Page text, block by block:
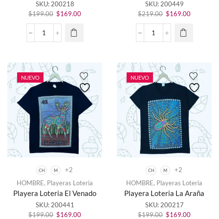
SKU: 200218
$199.00 El
precio
original
era:
$169.00El
Playera
Sol
cantidad
múltiples
variantes.
Las
opciones
se
la página
de
producto
SKU: 200449
$219.00 El
precio
original
era:
$169.00El
Playera
Valiente
cantidad
múltiples
variantes.
Las
opciones
se
la página
de
producto
NUEVO
CH M
+2
HOMBRE, Playeras Loteria
Playera Loteria El Venado
SKU: 200441
$199.00 El
$169.00El
Este
producto
tiene
múltiples
variantes.
NUEVO
CH M
+2
HOMBRE, Playeras Loteria
Playera Loteria La Araña
SKU: 200217
$199.00 El
$169.00El
Este
producto
tiene
múltiples
variantes.